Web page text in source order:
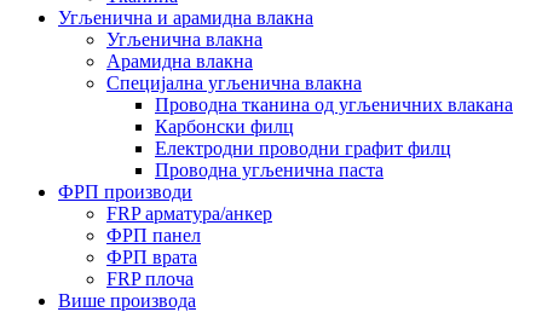
Угљенична и арамидна влакна
Угљенична влакна
Арамидна влакна
Специјална угљенична влакна
Проводна тканина од угљеничних влакана
Карбонски филц
Електродни проводни графит филц
Проводна угљенична паста
ФРП производи
FRP арматура/анкер
ФРП панел
ФРП врата
FRP плоча
Више производа